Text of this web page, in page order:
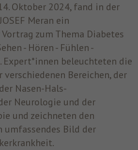
Oktober 2024, fand in der
Meran ein
zum Thema Diabetes
- Hören - Fühlen -
Expert*innen beleuchteten die
Bereichen, der
Nasen-Hals-
Neurologie und der
und zeichneten den
umfassendes Bild der